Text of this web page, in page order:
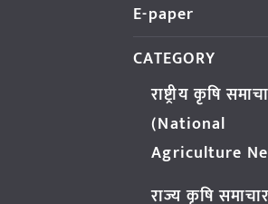
E-paper
CATEGORY
राष्ट्रीय कृषि
(National
Agriculture
राज्य कृषि समाचार